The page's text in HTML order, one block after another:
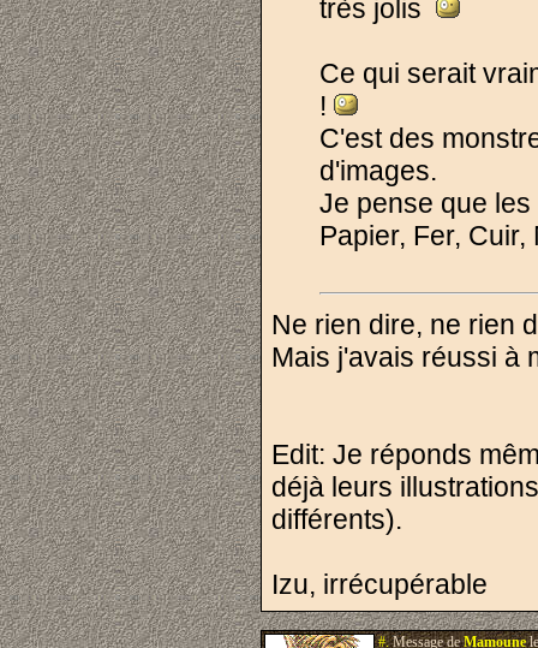
très jolis
Ce qui serait
!
C'est des
d'images.
Je pense que
Papier, Fer, Cuir,
Ne rien dire, ne rien
Mais j'avais réussi à
Edit: Je réponds
déjà leurs
différents).
Izu, irrécupérable
#.Message deMamoune